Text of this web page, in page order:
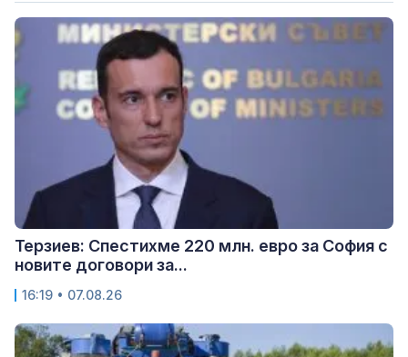
Терзиев: Спестихме 220 млн. евро за София с
новите договори за...
16:19 • 07.08.26